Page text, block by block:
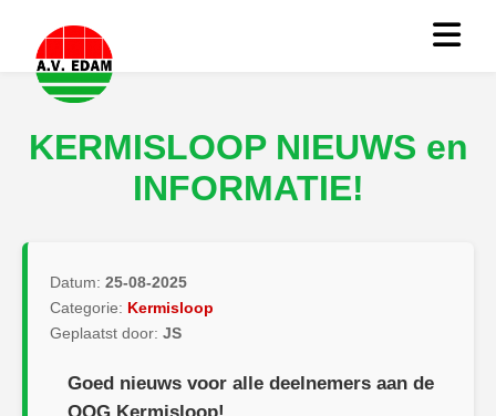
KERMISLOOP NIEUWS en
INFORMATIE!
Datum: 25-08-2025
Categorie: Kermisloop
Geplaatst door: JS
Goed nieuws voor alle deelnemers aan de